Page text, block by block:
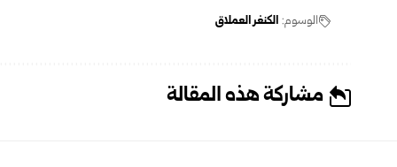
الوسوم: الكنغر العملاق
مشاركة هذه المقالة